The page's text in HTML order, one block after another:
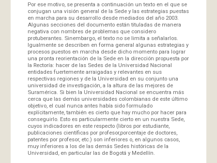
Por ese motivo, se presenta a continuación un texto en el que se
conjugan una visión general de la Sede y las estrategias puestas
en marcha para su desarrollo desde mediados del año 2003.
Algunas secciones del documento están tituladas de manera
negativa con nombres de problemas que considero
protuberantes. Sinembargo, el texto no se limita a señalarlos.
Igualmente se describen en forma general algunas estrategias y
procesos puestos en marcha desde dicho momento para lograr
una pronta reorientación de la Sede en la dirección propuesta por
la Rectoría: hacer de las Sedes de la Universidad Nacional
entidades fuertemente arraigadas y relevantes en sus
respectivas regiones y de la Universidad en su conjunto una
universidad de investigación, a la altura de las mejores de
Suramérica. Si bien la Universidad Nacional se encuentra más
cerca que las demás universidades colombianas de este último
objetivo, el cual nunca antes había sido formulado
explícitamente, también es cierto que hay mucho por hacer para
conseguirlo. Esto es particularmente cierto en un nuestra Sede,
cuyos indicadores en este respecto (libros por estudiante,
publicaciones científicas por profesor,porcentaje de doctores,
patentes por profesor, etc.) son inferiores o, en algunos casos,
muy inferiores a los de las demás Sedes históricas de la
Universidad, en particular las de Bogotá y Medellín.